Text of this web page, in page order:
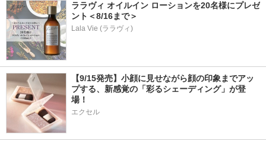
ララヴィ オイルイン ローションを20名様にプレゼ
ント＜8/16まで＞
Lala Vie (ララヴィ)
【9/15発売】小顔に見せながら顔の印象までアッ
プする、新感覚の「彩るシェーディング」が登
場！
エクセル